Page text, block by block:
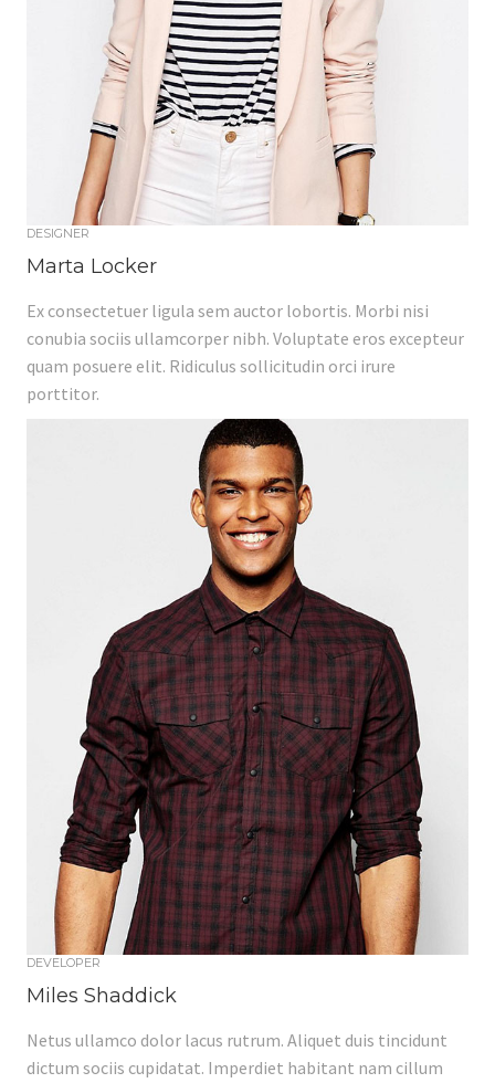
DESIGNER
Marta Locker
Ex consectetuer ligula sem auctor lobortis. Morbi nisi
conubia sociis ullamcorper nibh. Voluptate eros excepteur
quam posuere elit. Ridiculus sollicitudin orci irure
porttitor.
DEVELOPER
Miles Shaddick
Netus ullamco dolor lacus rutrum. Aliquet duis tincidunt
dictum sociis cupidatat. Imperdiet habitant nam cillum